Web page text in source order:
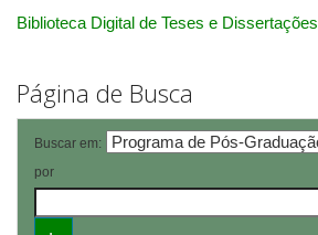
Biblioteca Digital de Teses e Dissertações
Página de Busca
Buscar em:
por